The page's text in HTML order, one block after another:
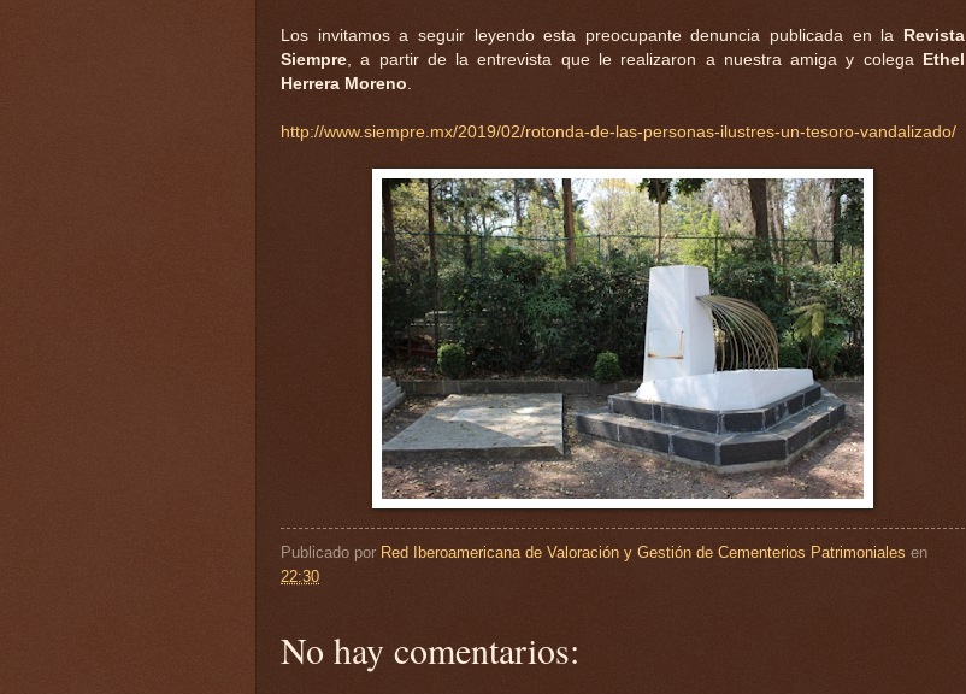
Los invitamos a seguir leyendo esta preocupante denuncia publicada en la
Revista
Siempre , a partir de la entrevista que le realizaron a nuestra amiga y colega
Ethel
Herrera Moreno
http://www.siempre.mx/2019/02/rotonda-de-las-personas-ilustres-un-tesoro-vandalizado/
Publicado por Red Iberoamericana de Valoración y Gestión de Cementerios Patrimoniales en
22:30
No hay comentarios: